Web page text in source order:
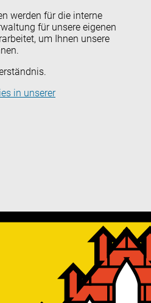
werden für die interne
für unsere eigenen
um Ihnen unsere
in unserer